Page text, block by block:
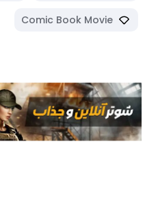
Comic Book Movie